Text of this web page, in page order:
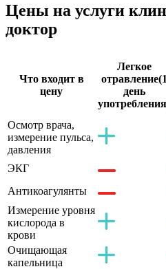
Цены на услуги
доктор
Что входит в
цену
Легкое
отравление(1
день
Осмотр врача,
измерение пульса,
давления
ЭКГ
Антикоагулянты
Измерение уровня
кислорода в
крови
Очищающая
капельница